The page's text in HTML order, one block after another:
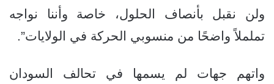
ولن نقبل بأنصاف الحلول، خاصة وأننا نواجه
تململاً واضحًا من منسوبي الحركة في الولايات”.
واتهم جهات لم يسمها في تحالف السودان